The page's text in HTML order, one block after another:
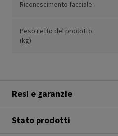
Riconoscimento facciale
Peso netto del prodotto
(kg)
Resi e garanzie
Stato prodotti